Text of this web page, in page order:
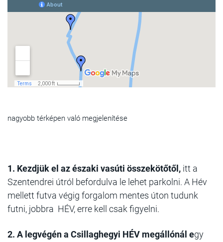
nagyobb térképen való megjelenítése
1. Kezdjük el az északi vasúti összekötőtől, itt a
Szentendrei útról befordulva le lehet parkolni. A Hév
mellett futva végig forgalom mentes úton tudunk
futni, jobbra HÉV, erre kell csak figyelni.
2. A legvégén a Csillaghegyi HÉV megállónál egy